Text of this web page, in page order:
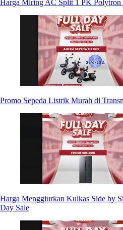
Harga Miring AC Split 1 PK Polytron
Promo Sepeda Listrik Murah di
Harga Menggiurkan Kulkas Side by
Day Sale